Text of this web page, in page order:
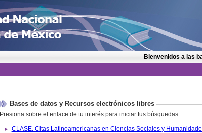
Bienvenidos a las
Bases de datos y Recursos electrónicos libres
Presiona sobre el enlace de tu interés para iniciar tus búsquedas.
CLASE. Citas Latinoamericanas en Ciencias Sociales y